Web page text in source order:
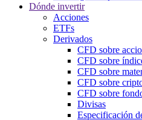
Dónde invertir
Acciones
ETFs
Derivados
CFD sobre
CFD sobre
CFD sobre
CFD sobre
CFD sobre
Divisas
Especificación